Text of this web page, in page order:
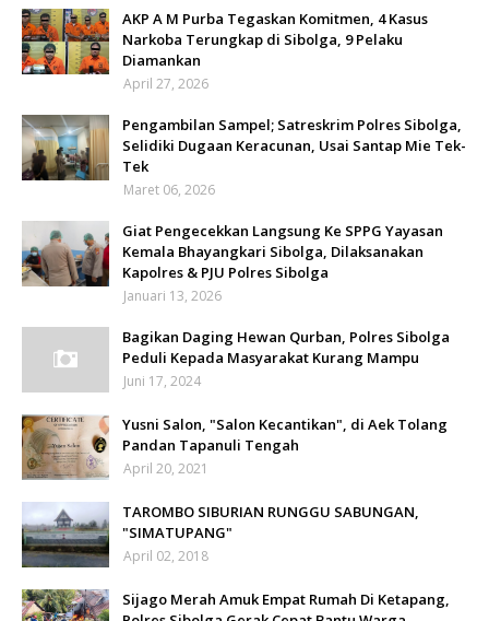
AKP A M Purba Tegaskan Komitmen, 4 Kasus
Narkoba Terungkap di Sibolga, 9 Pelaku
Diamankan
April 27, 2026
Pengambilan Sampel; Satreskrim Polres Sibolga,
Selidiki Dugaan Keracunan, Usai Santap Mie Tek-
Tek
Maret 06, 2026
Giat Pengecekkan Langsung Ke SPPG Yayasan
Kemala Bhayangkari Sibolga, Dilaksanakan
Kapolres & PJU Polres Sibolga
Januari 13, 2026
Bagikan Daging Hewan Qurban, Polres Sibolga
Peduli Kepada Masyarakat Kurang Mampu
Juni 17, 2024
Yusni Salon, "Salon Kecantikan", di Aek Tolang
Pandan Tapanuli Tengah
April 20, 2021
TAROMBO SIBURIAN RUNGGU SABUNGAN,
"SIMATUPANG"
April 02, 2018
Sijago Merah Amuk Empat Rumah Di Ketapang,